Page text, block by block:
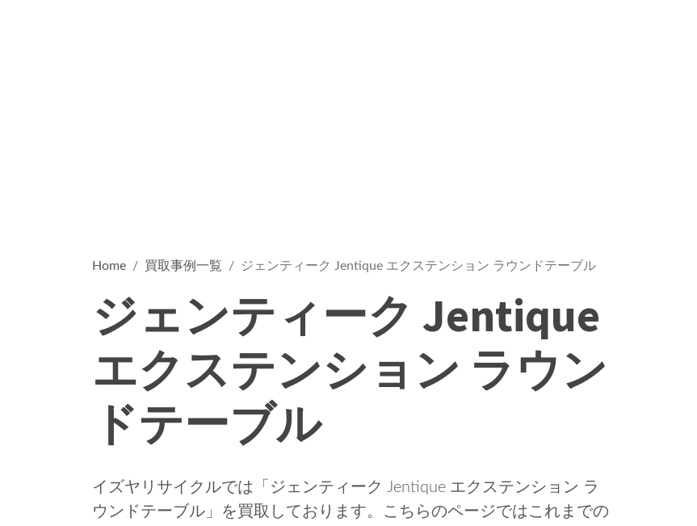
Home 買取事例一覧 ジェンティーク Jentique エクステンション ラウンドテーブル
ジェンティーク Jentique
エクステンション ラウン
ドテーブル
イズヤリサイクルでは「ジェンティーク Jentique エクステンション ラ
ウンドテーブル」を買取しております。こちらのページではこれまでの